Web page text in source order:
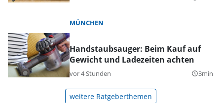
MÜNCHEN
Handstaubsauger: Beim Kauf auf
Gewicht und Ladezeiten achten
vor 4 Stunden query_builder3min
weitere Ratgeberthemen